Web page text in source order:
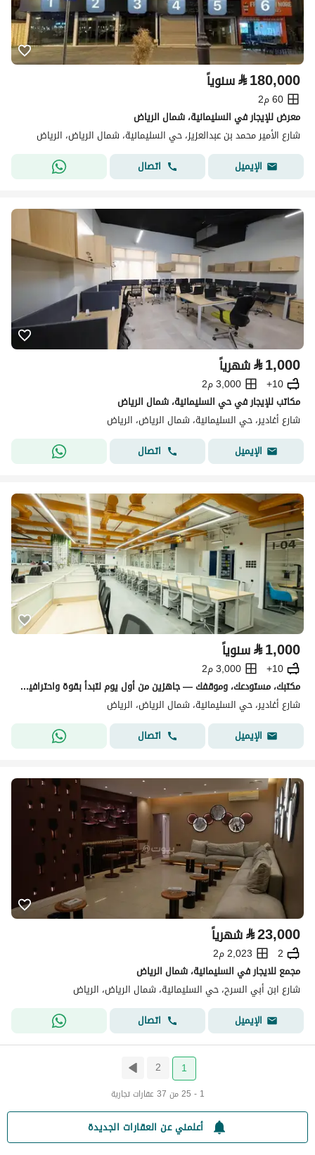
⃁180,000 سنوياً
60 م2
معرض للإيجار في السليمانية، شمال الرياض
شارع الأمير محمد بن عبدالعزيز، حي السليمانية، شمال الرياض، الرياض
الإيميل
اتصال
⃁1,000 شهرياً
10+
3,000 م2
مكاتب للإيجار في حي السليمانية، شمال الرياض
شارع أغادير، حي السليمانية، شمال الرياض، الرياض
الإيميل
اتصال
⃁1,000 سنوياً
10+
3,000 م2
مكتبك، مستودعك، وموقفك — جاهزين من أول يوم لتبدأ بقوة واحترافية !
شارع أغادير، حي السليمانية، شمال الرياض، الرياض
الإيميل
اتصال
⃁23,000 شهرياً
2
2,023 م2
مجمع للايجار في السليمانية، شمال الرياض
شارع ابن أبي السرح، حي السليمانية، شمال الرياض، الرياض
الإيميل
اتصال
1
2
1 - 25 من 37 عقارات تجارية
أعلمني عن العقارات الجديدة